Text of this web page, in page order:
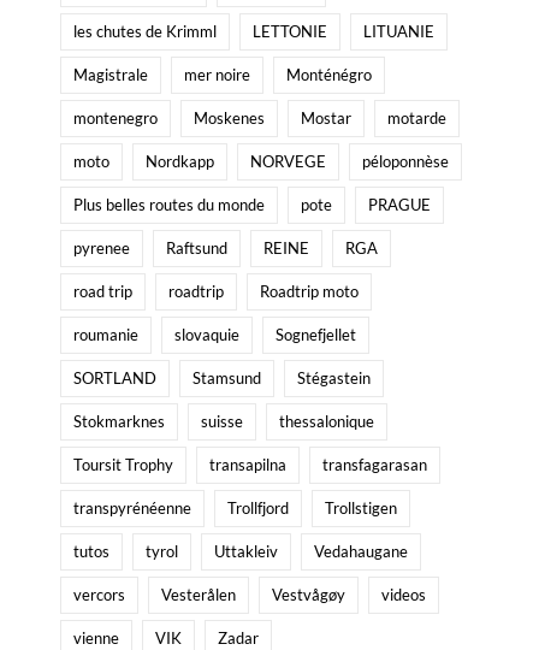
les chutes de Krimml LETTONIE LITUANIE
Magistrale mer noire Monténégro
montenegro Moskenes Mostar motarde
moto Nordkapp NORVEGE péloponnèse
Plus belles routes du monde pote PRAGUE
pyrenee Raftsund REINE RGA
road trip roadtrip Roadtrip moto
roumanie slovaquie Sognefjellet
SORTLAND Stamsund Stégastein
Stokmarknes suisse thessalonique
Toursit Trophy transapilna transfagarasan
transpyrénéenne Trollfjord Trollstigen
tutos tyrol Uttakleiv Vedahaugane
vercors Vesterålen Vestvågøy videos
vienne VIK Zadar